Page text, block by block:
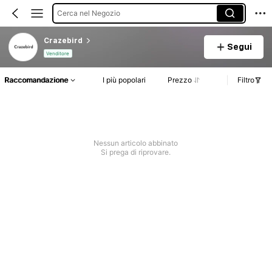
Cerca nel Negozio
Crazebird
Venditore
Segui
Raccomandazione I più popolari Prezzo Filtro
Nessun articolo abbinato
Si prega di riprovare.